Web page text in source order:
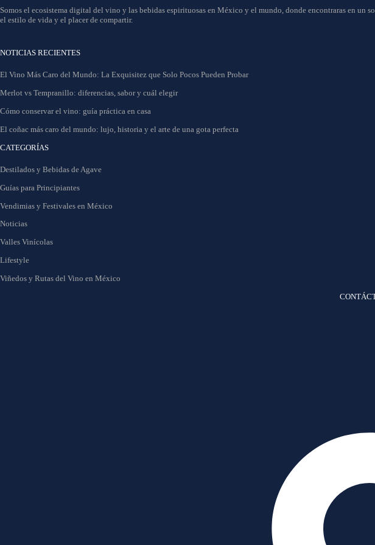
Somos el ecosistema digital del vino y las bebidas espirituosas en México y el mundo, donde encontraras en
el estilo de vida y el placer de compartir.
NOTICIAS RECIENTES
El Vino Más Caro del Mundo: La Exquisitez que Solo Pocos Pueden Probar
Merlot vs Tempranillo: diferencias, sabor y cuál elegir
Cómo conservar el vino: guía práctica en casa
El coñac más caro del mundo: lujo, historia y el arte de una gota perfecta
CATEGORÍAS
Destilados y Bebidas de Agave
Guías para Principiantes
Vendimias y Festivales en México
Noticias
Valles Vinícolas
Lifestyle
Viñedos y Rutas del Vino en México